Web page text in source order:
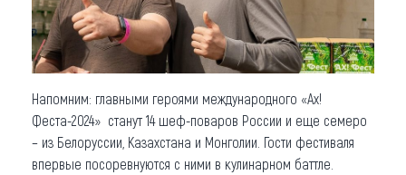
Напомним: главными героями международного «Ах!
Феста-2024» станут 14 шеф-поваров России и еще семеро
– из Белоруссии, Казахстана и Монголии. Гости фестиваля
впервые посоревнуются с ними в кулинарном баттле.